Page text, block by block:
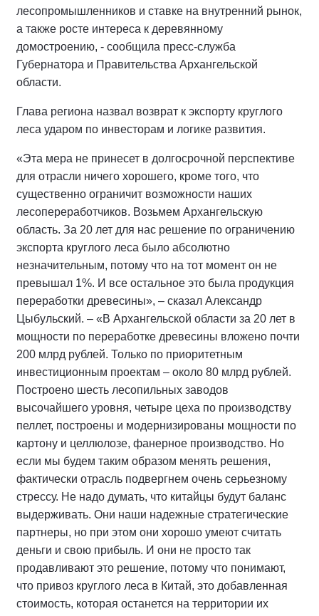
лесопромышленников и ставке на внутренний рынок,
а также росте интереса к деревянному
домостроению, - сообщила пресс-служба
Губернатора и Правительства Архангельской
области.
Глава региона назвал возврат к экспорту круглого
леса ударом по инвесторам и логике развития.
«Эта мера не принесет в долгосрочной перспективе
для отрасли ничего хорошего, кроме того, что
существенно ограничит возможности наших
лесопереработчиков. Возьмем Архангельскую
область. За 20 лет для нас решение по ограничению
экспорта круглого леса было абсолютно
незначительным, потому что на тот момент он не
превышал 1%. И все остальное это была продукция
переработки древесины», – сказал Александр
Цыбульский. – «В Архангельской области за 20 лет в
мощности по переработке древесины вложено почти
200 млрд рублей. Только по приоритетным
инвестиционным проектам – около 80 млрд рублей.
Построено шесть лесопильных заводов
высочайшего уровня, четыре цеха по производству
пеллет, построены и модернизированы мощности по
картону и целлюлозе, фанерное производство. Но
если мы будем таким образом менять решения,
фактически отрасль подвергнем очень серьезному
стрессу. Не надо думать, что китайцы будут баланс
выдерживать. Они наши надежные стратегические
партнеры, но при этом они хорошо умеют считать
деньги и свою прибыль. И они не просто так
продавливают это решение, потому что понимают,
что привоз круглого леса в Китай, это добавленная
стоимость, которая останется на территории их